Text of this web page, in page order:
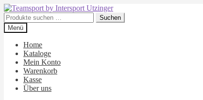
Zur
Navigation
springen
Zum
Inhalt
springen
Suchen
nach:
Suchen
Menü
Home
Kataloge
Mein Konto
Warenkorb
Kasse
Über uns